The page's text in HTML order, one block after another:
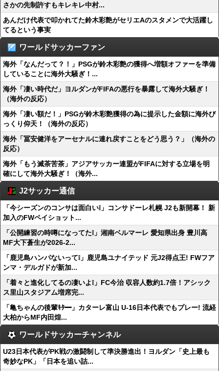
さかの先制許すもキレキレ中村...
あんだけ代表で叩かれてた鈴木彩艶がセリエAのスタメンで大活躍し
てるという事実
ワールドサッカーファン
海外「なんだって？！」PSGが鈴木彩艶の獲得へ増額オファーを準備
していることに海外大騒ぎ！...
海外「凄い時代だ」ヨルダンがFIFAの悪行を暴露して海外大騒ぎ！
（海外の反応）
海外「凄い額だ！」PSGが鈴木彩艶獲得の為に提示した金額に海外び
っくり仰天！（海外の反応）
海外「冨安健洋をアーセナルに連れ戻すことをどう思う？」（海外の
反応）
海外「もう滅茶苦茶」アジアサッカー連盟がFIFAに対する立場を明
確にして海外大騒ぎ！（海外...
J2サッカー通信
「今シーズンのコンサは面白い❕」コンサドーレ札幌 J2も新開幕！ 新
加入のFWペイショット...
「公開練習の時噂になってた❕」湘南ベルマーレ 愛知県出身 豊川高
MF大下蒼生が2026-2...
「鹿児島ハンパないって❕」鹿児島ユナイテッド 元J2得点王! FWフア
ンマ・デルガドが新加...
「着々と進化してるの凄いよ❕」FC今治 収容人数約1.7倍！アシック
ス里山スタジアム増席完...
「亀ちゃんの後輩ｷﾀ━」カターレ富山 U-16日本代表でもプレー! 流経
大柏からMF内田煌...
ワールドサッカーチャンネル
U23日本代表がPK戦の激闘制して準決勝進出！ヨルダン「史上最も
奇妙なPK」「日本を追い詰...